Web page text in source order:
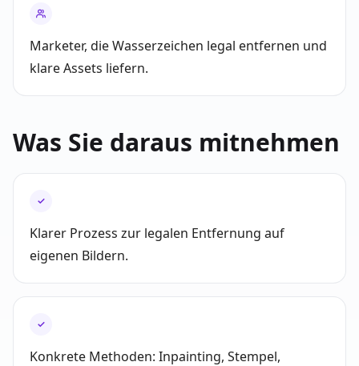
Marketer, die Wasserzeichen legal entfernen und
klare Assets liefern.
Was Sie daraus mitnehmen
✓
Klarer Prozess zur legalen Entfernung auf
eigenen Bildern.
✓
Konkrete Methoden: Inpainting, Stempel,